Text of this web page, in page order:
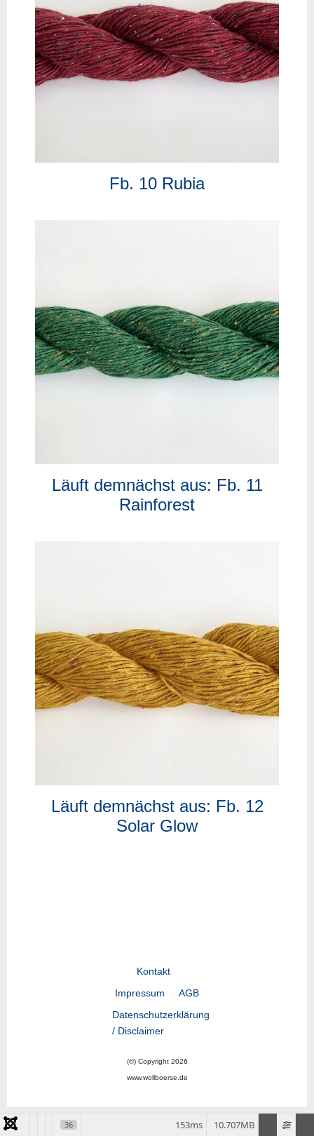
Fb. 10 Rubia
Läuft demnächst aus: Fb. 11
Rainforest
Läuft demnächst aus: Fb. 12
Solar Glow
Kontakt
Impressum
AGB
Datenschutzerklärung
/ Disclaimer
(©) Copyright 2026
www.wollboerse.de
36 10.707MB
153ms